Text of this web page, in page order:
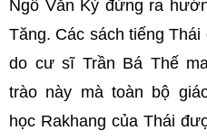
Ngô Văn Kỷ đứng ra
Tăng. Các sách tiếng
do cư sĩ Trần Bá Thế
trào này mà toàn bộ
học Rakhang của Thái